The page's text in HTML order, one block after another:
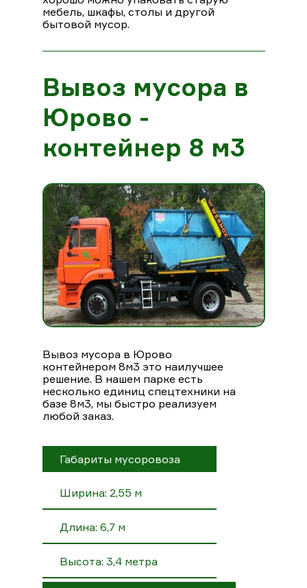
мебель, шкафы, столы и другой
бытовой мусор.
Вывоз мусора в
Юрово -
контейнер 8 м3
Вывоз мусора в Юрово
контейнером 8м3 это наилучшее
решение. В нашем парке есть
несколько единиц спецтехники на
базе 8м3, мы быстро реализуем
любой заказ.
Габариты мусоровоза
Ширина: 2,55 м
Длина: 6,7 м
Высота: 3,4 метра